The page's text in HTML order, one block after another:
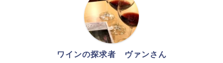
ワインの探求者 ヴァンさん